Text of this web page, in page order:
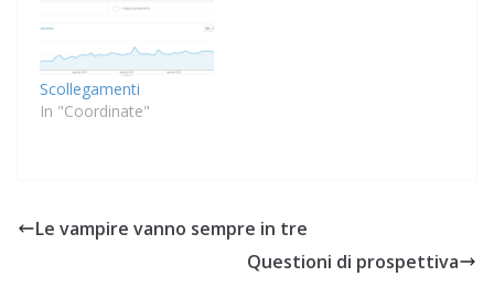
Scollegamenti
In "Coordinate"
Le vampire vanno sempre in tre
Questioni di prospettiva